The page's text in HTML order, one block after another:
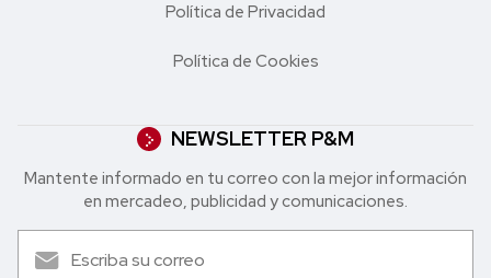
Política de Privacidad
Política de Cookies
NEWSLETTER P&M
Mantente informado en tu correo con la mejor in formación
en mercadeo, publicidad y comunicaciones.